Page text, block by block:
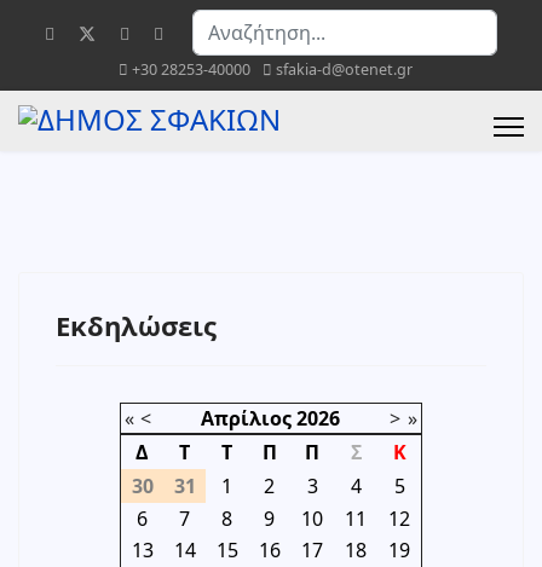
+30 28253-40000 sfakia-d@otenet.gr
Εκδηλώσεις
« < Απρίλιος2026 > »
Δ
Τ Τ Π Π Σ
Κ
30
31 1 2 3 4
5
6
7 8 9 10 11
12
13
14 15 16 17 18
19